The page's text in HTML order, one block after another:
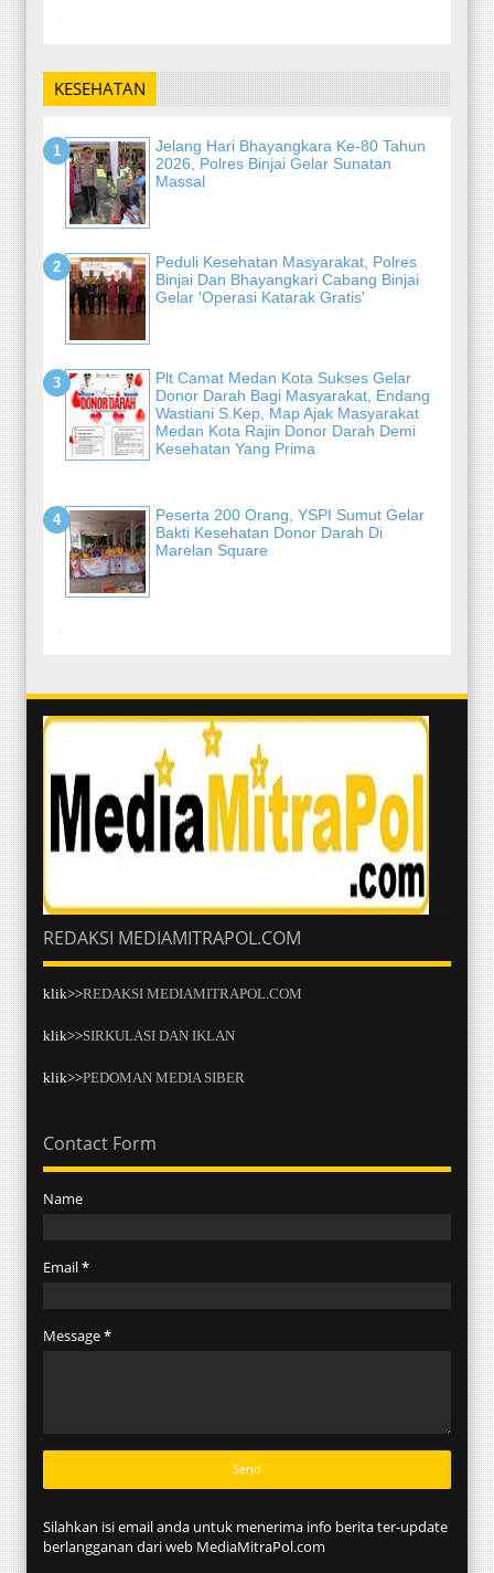
-
KESEHATAN
Jelang Hari Bhayangkara Ke-80 Tahun
2026, Polres Binjai Gelar Sunatan
Massal
Peduli Kesehatan Masyarakat, Polres
Binjai Dan Bhayangkari Cabang Binjai
Gelar 'Operasi Katarak Gratis'
Plt Camat Medan Kota Sukses Gelar
Donor Darah Bagi Masyarakat, Endang
Wastiani S.Kep, Map Ajak Masyarakat
Medan Kota Rajin Donor Darah Demi
Kesehatan Yang Prima
Peserta 200 Orang, YSPI Sumut Gelar
Bakti Kesehatan Donor Darah Di
Marelan Square
-
REDAKSI MEDIAMITRAPOL.COM
klik>>REDAKSI MEDIAMITRAPOL.COM
klik>>SIRKULASI DAN IKLAN
klik>>PEDOMAN MEDIA SIBER
Contact Form
Name
Email*
Message*
Silahkan isi email anda untuk menerima info berita ter-update
berlangganan dari web MediaMitraPol.com